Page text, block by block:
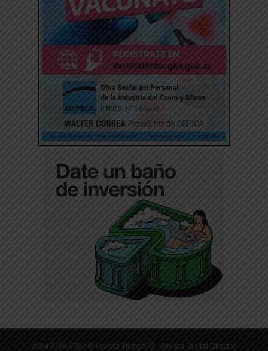
ISSN 2796-9789 © Revista Tiempo30 - Revista Digital Director